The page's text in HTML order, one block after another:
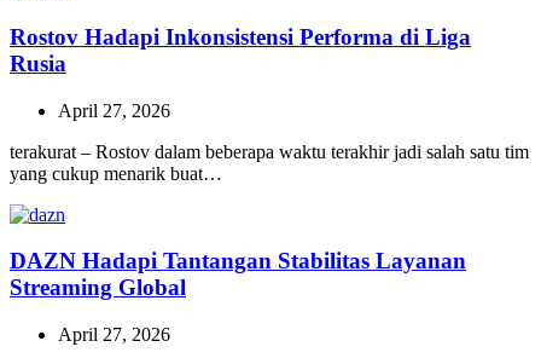
Rostov Hadapi Inkonsistensi Performa di Liga
Rusia
April 27, 2026
terakurat – Rostov dalam beberapa waktu terakhir jadi salah satu tim
yang cukup menarik buat…
DAZN Hadapi Tantangan Stabilitas Layanan
Streaming Global
April 27, 2026